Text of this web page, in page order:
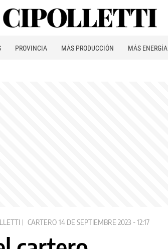
PROVINCIA MÁS PRODUCCIÓN MÁS ENERGÍA
CARTERO 14 DE SEPTIEMBRE 2023 - 12:17